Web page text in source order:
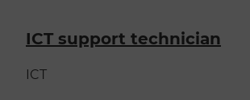
ICT support technician
ICT